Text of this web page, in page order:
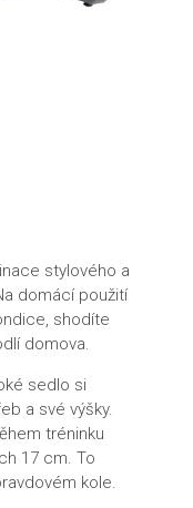
stylového a
domácí použití
shodíte
domova.
sedlo si
a své výšky.
tréninku
17 cm. To
kole.